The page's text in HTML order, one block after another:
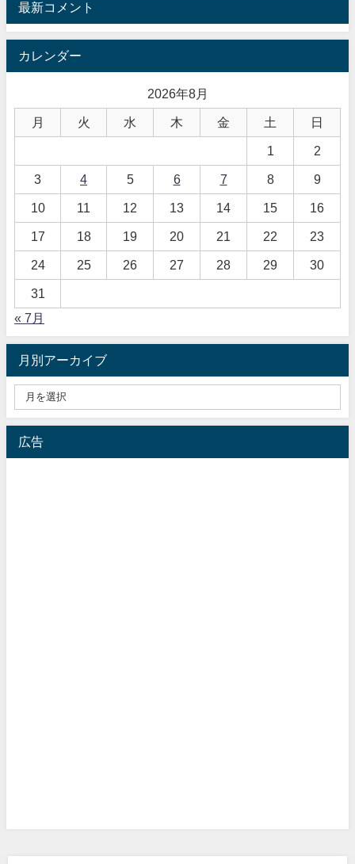
最新コメント
カレンダー
2026年8月
月 火 水 木 金 土 日
1 2
3 4 5 6 7 8 9
10 11 12 13 14 15 16
17 18 19 20 21 22 23
24 25 26 27 28 29 30
31
« 7月
月別アーカイブ
広告